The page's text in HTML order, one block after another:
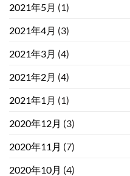
2021年5月 (1)
2021年4月 (3)
2021年3月 (4)
2021年2月 (4)
2021年1月 (1)
2020年12月 (3)
2020年11月 (7)
2020年10月 (4)